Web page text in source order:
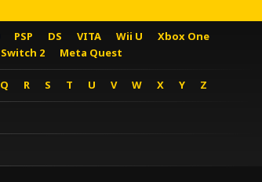
PSP DS VITA Wii U
Xbox One
Switch 2 Meta Quest
Q R S T U V W X Y Z